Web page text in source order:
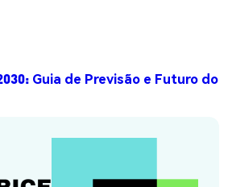
Guia de Previsão e Futuro do